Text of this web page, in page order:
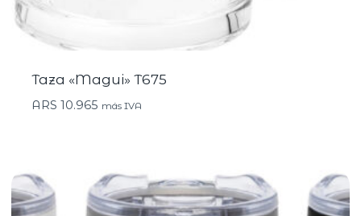
Taza «Magui» T675
ARS 10.965 más IVA